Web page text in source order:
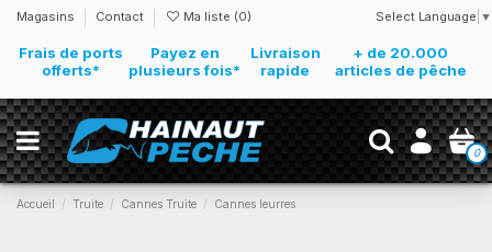
Magasins Contact Ma liste (0) Select Language ▼
Frais de ports
offerts*
Payez en
plusieurs fois*
Livraison
rapide
+ de 20.000
articles de pêche
0
Accueil Truite Cannes Truite Cannes leurres